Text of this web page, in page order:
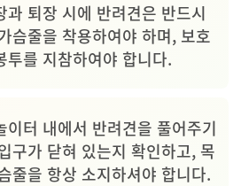
과 퇴장 시에 반려견은 반드시
슴줄을 착용하여야 하며, 보호
투를 지참하여야 합니다.
이터 내에서 반려견을 풀어주기
구가 닫혀 있는지 확인하고, 목
줄을 항상 소지하셔야 합니다.